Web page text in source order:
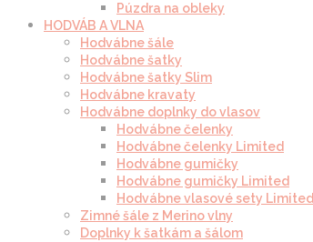
Púzdra na obleky
HODVÁB A VLNA
Hodvábne šále
Hodvábne šatky
Hodvábne šatky Slim
Hodvábne kravaty
Hodvábne doplnky do vlasov
Hodvábne čelenky
Hodvábne čelenky Limited
Hodvábne gumičky
Hodvábne gumičky Limited
Hodvábne vlasové sety Limited
Zimné šále z Merino vlny
Doplnky k šatkám a šálom